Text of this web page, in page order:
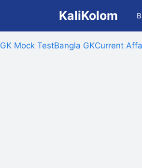
content
KaliKolom
GK Mock TestBangla GKCurrent